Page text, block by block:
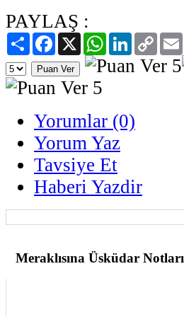
PAYLAŞ :
PaylaşFacebook
X WhatsAppLinkedIn
Copy
Link
Yorumlar (0)
Yorum Yaz
Tavsiye Et
Haberi Yazdir
Meraklısına Üsküdar Notları